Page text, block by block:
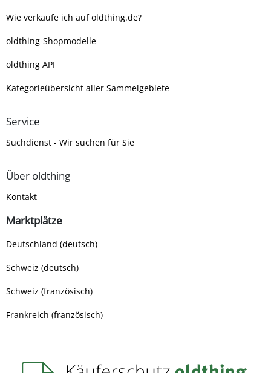
Wie verkaufe ich auf oldthing.de?
oldthing-Shopmodelle
oldthing API
Kategorieübersicht aller Sammelgebiete
Service
Suchdienst - Wir suchen für Sie
Über oldthing
Kontakt
Marktplätze
Deutschland (deutsch)
Schweiz (deutsch)
Schweiz (französisch)
Frankreich (französisch)